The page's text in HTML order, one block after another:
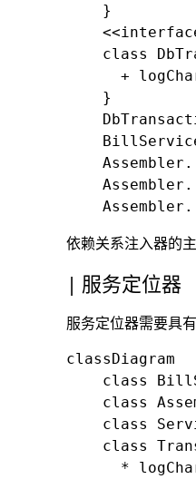
    }
class
+
    }
DbTransactionLogger..|>
依赖关系注入器的
服务定位器
服务定位器需要具
classDiagram
class
class
class
class
*